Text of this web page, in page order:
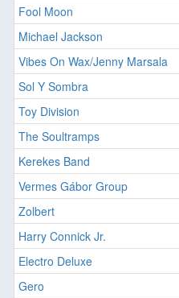
Fool Moon
Michael Jackson
Vibes On Wax/Jenny Marsala
Sol Y Sombra
Toy Division
The Soultramps
Kerekes Band
Vermes Gábor Group
Zolbert
Harry Connick Jr.
Electro Deluxe
Gero